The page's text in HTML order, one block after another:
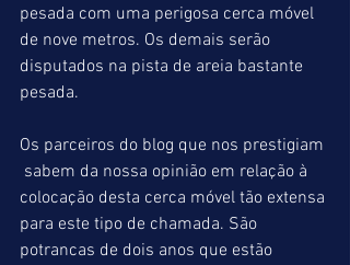
pesada com uma perigosa cerca móvel
de nove metros. Os demais serão
disputados na pista de areia bastante
pesada.
Os parceiros do blog que nos prestigiam
sabem da nossa opinião em relação à
colocação desta cerca móvel tão extensa
para este tipo de chamada. São
potrancas de dois anos que estão